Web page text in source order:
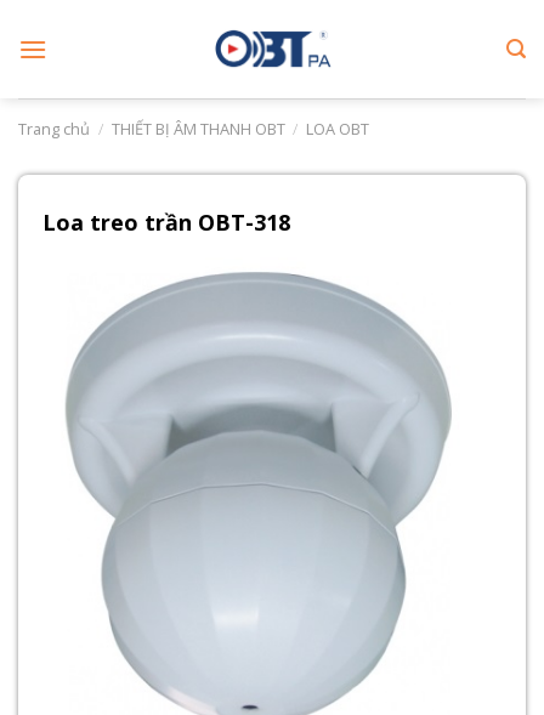
Trang chủ / THIẾT BỊ ÂM THANH OBT / LOA OBT
​Loa treo trần OBT-318